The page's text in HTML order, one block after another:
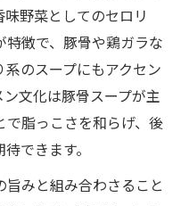
野菜としてのセロリ
徴で、豚骨や鶏ガラな
のスープにもアクセン
文化は豚骨スープが主
脂っこさを和らげ、後
できます。
みと組み合わさること